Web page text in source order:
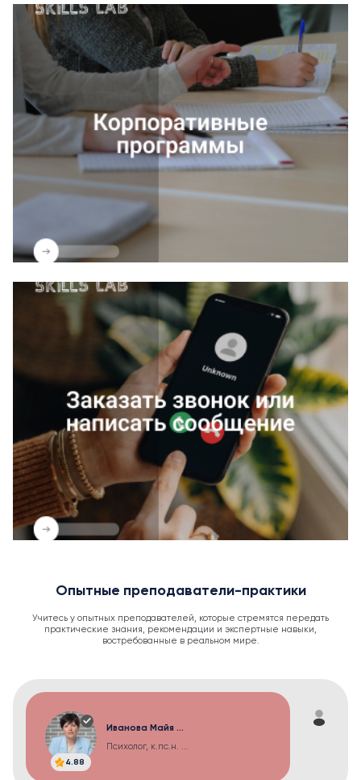
Опытные преподаватели-практики
Учитесь у опытных преподавателей, которые стремятся передать
практические знания, рекомендации и экспертные навыки,
востребованные в реальном мире.
4.88
Иванова Майя ...
Психолог, к.пс.н. ...